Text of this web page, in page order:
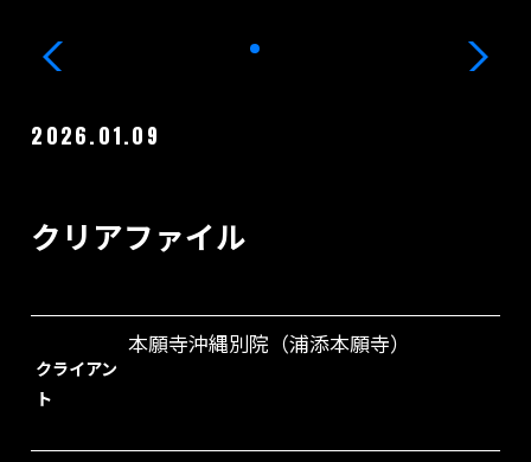
2026.01.09
クリアファイル
クライアン
ト
本願寺沖縄別院（浦添本願寺）